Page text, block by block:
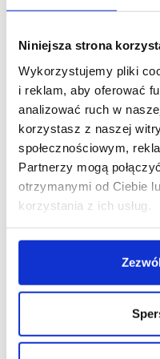
Niniejsza strona
Wykorzystujemy pliki
i reklam, aby oferować
analizować ruch w
korzystasz z naszej
społecznościowym,
Partnerzy mogą
otrzymanymi od Ciebie
korzystania z ich usług.
położenia się w
będzie samą
przyjemnością.
Jeśli okaże się że
zwrócić?
Czy jest możliwość
zamówienie?
Czy mata jest
Nie ma w sklepie
maty, która mnie